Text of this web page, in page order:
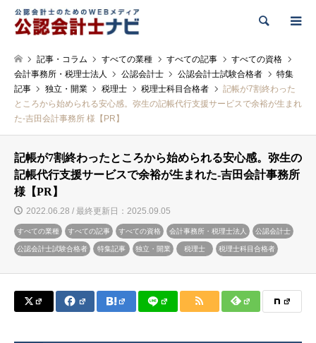
検索
記事・コラム すべての業種 すべての記事
すべての資格
会計事務所・税理士法人
公認会計士 公認会計士試験合格者
特集
記事
独立・開業 税理士 税理士科目合格者
記帳が7割終わった
ところから始められる安心感。弥生の記帳代行支援サービスで余裕が生まれ
た-吉田会計事務所 様【PR】
記帳が7割終わったところから始められる安心感。弥生の
記帳代行支援サービスで余裕が生まれた-吉田会計事務所
様【PR】
2022.06.28 / 最終更新日：2025.09.05
すべての業種 すべての記事 すべての資格 会計事務所・税理士法人 公認会計士
公認会計士試験合格者 特集記事 独立・開業 税理士 税理士科目合格者